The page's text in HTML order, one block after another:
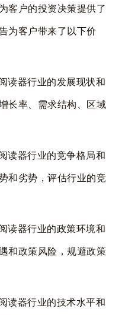
客户的投资决策提供了
为客户带来了以下价
读器行业的发展现状和
长率、需求结构、区域
读器行业的竞争格局和
和劣势，评估行业的竞
读器行业的政策环境和
和政策风险，规避政策
读器行业的技术水平和